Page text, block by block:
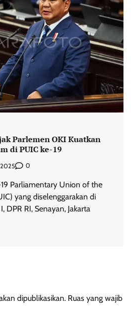
Parlemen OKI Kuatkan
di PUIC ke-19
2025 0
Parliamentary Union of the
yang diselenggarakan di
DPR RI, Senayan, Jakarta
dipublikasikan. Ruas yang wajib